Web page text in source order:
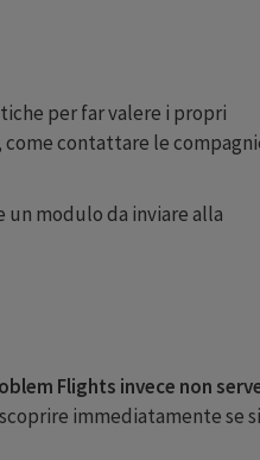
per far valere i propri
contattare le
modulo da inviare alla
Flights invece non
immediatamente se si